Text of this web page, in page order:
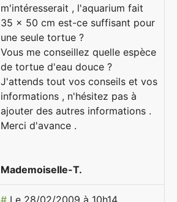
m'intéresserait , l'aquarium fait
35 x 50 cm est-ce suffisant pour
une seule tortue ?
Vous me conseillez quelle espèce
de tortue d'eau douce ?
J'attends tout vos conseils et vos
informations , n'hésitez pas à
ajouter des autres informations .
Merci d'avance .
Mademoiselle-T.
# Le 28/02/2009 à 10h14